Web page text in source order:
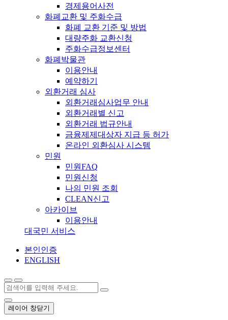
경제용어사전
화폐교환 및 주화수급
화폐 교환 기준 및 방법
대량주화 교환신청
주화수급정보센터
화폐박물관
이용안내
예약하기
외환거래 심사
외환거래심사업무 안내
외환거래별 신고
외환거래 법규안내
금융제제대상자 지급 등 허가
온라인 외환심사 시스템
민원
민원FAQ
민원신청
나의 민원 조회
CLEAN신고
아카이브
이용안내
대국민 서비스
본인인증
ENGLISH
레이어 창닫기